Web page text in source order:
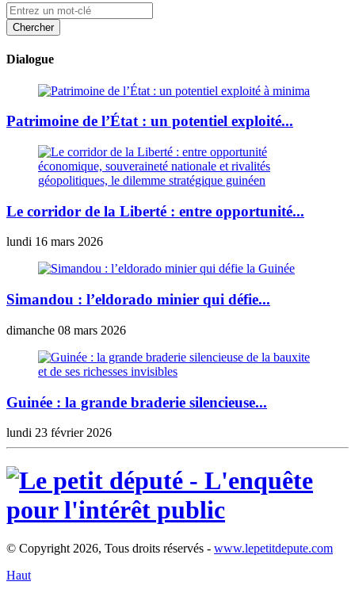
Dialogue
Patrimoine de l’État : un potentiel exploité...
Le corridor de la Liberté : entre opportunité...
lundi 16 mars 2026
Simandou : l’eldorado minier qui défie...
dimanche 08 mars 2026
Guinée : la grande braderie silencieuse...
lundi 23 février 2026
© Copyright 2026, Tous droits réservés - www.lepetitdepute.com
Haut